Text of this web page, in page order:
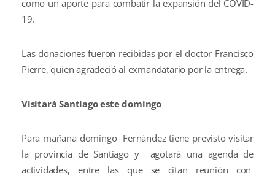
como un aporte para combatir la expansión del COVID-
19.
Las donaciones fueron recibidas por el doctor Francisco
Pierre, quien agradeció al exmandatario por la entrega.
Visitará Santiago este domingo
Para mañana domingo Fernández tiene previsto visitar
la provincia de Santiago y agotará una agenda de
actividades, entre las que se citan reunión con